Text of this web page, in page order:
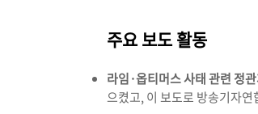
주요 보도 활동
라임·옵티머스 사태 관련 정
으켰고, 이 보도로 방송기자연